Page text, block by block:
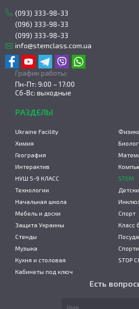
(093) 333-98-33
(096) 333-98-33
(099) 333-98-33
info@stemclass.com.ua
График работы:
Пн-Пт: 9:00 – 17:00
Сб-Вс: выходные
РАЗДЕЛЫ
Ukraine Facility
Химия
География
Интерактив
НУШ 5-9 КЛАСС
STEM
Технологии
Начальная школа
Мебель и доски
Спорт
Защита Украины
Класс
Стенды
Посуда
Музыка
Кухня и столовая
STOP
Кабинеты под ключ
Есть